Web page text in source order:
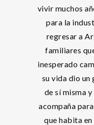
vivir muchos
para la
regresar a
familiares
inesperado
su vida dio
de sí misma
acompaña
que habita